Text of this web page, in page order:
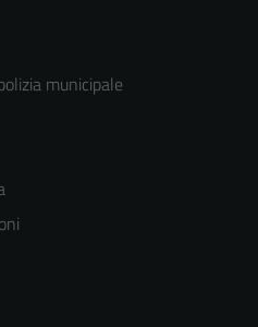
municipale